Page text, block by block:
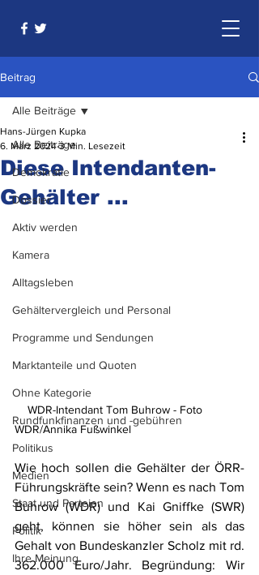
Beitrag
Alle Beiträge
Demokratie
Dossier
Aktiv werden
Kamera
Alltagsleben
Gehältervergleich und Personal
Programme und Sendungen
Marktanteile und Quoten
Ohne Kategorie
Rundfunkfinanzen und -gebühren
Politikus
Medien
Staat und Parteien
Politik
Ihre Meinung
Alle Beiträge
Diese Intendanten-
Gehälter ...
Hans-Jürgen Kupka
6. März 2024 3 Min. Lesezeit
WDR/Annika Fußwinkel
Wie hoch sollen die Gehälter der ÖRR-
Führungskräfte sein? Wenn es nach Tom
Buhrow (WDR) und Kai Gniffke (SWR)
geht, können sie höher sein als das
Gehalt von Bundeskanzler Scholz mit rd.
362.000 Euro/Jahr. Begründung: Wir